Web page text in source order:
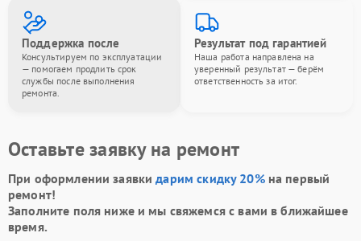
Поддержка после
Консультируем по эксплуатации
— помогаем продлить срок
службы после выполнения
ремонта.
Результат под гарантией
Наша работа направлена на
уверенный результат — берём
ответственность за итог.
Оставьте заявку на ремонт
При оформлении заявкидарим скидку 20%на первый
ремонт!
Заполните поля ниже и мы свяжемся с вами в ближайшее
время.